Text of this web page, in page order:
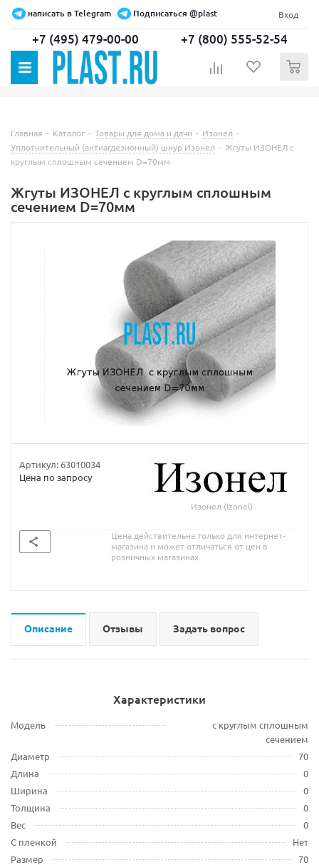
написать в Telegram Подписаться @plast Вход
+7 (495) 479-00-00 +7 (800) 555-52-54
Главная - Каталог - Товары для дома и дачи - Изонел -
Уплотнительный (антиагдезионный) шнур Изонел - Жгуты ИЗОНЕЛ с
круглым сплошным сечением D=70мм
Жгуты ИЗОНЕЛ с круглым сплошным
сечением D=70мм
Артикул:63010034
Цена по запросу
Изонел (Izonel)
Цена действительна только для интернет-
магазина и может отличаться от цен в
розничных магазинах
Описание Отзывы Задать вопрос
Характеристики
Модель
с круглым сплошным
сечением
Диаметр
70
Длина
0
Ширина
0
Толщина
0
Вес
0
С пленкой
Нет
Размер
70